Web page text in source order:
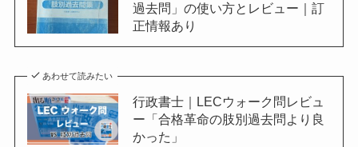
過去問」の使い方とレビュー｜訂
正情報あり
あわせて読みたい
行政書士｜LECウォーク問レビュ
ー「合格革命の肢別過去問より良
かった」